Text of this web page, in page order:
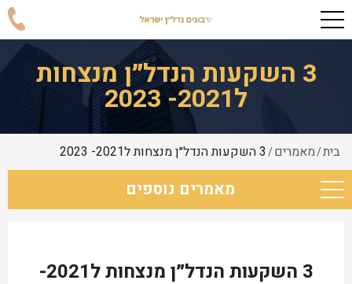
3 השקעות הנדל״ן מנצחות
ל2021- 2023
בית/מאמרים/3 השקעות הנדל״ן מנצחות ל2021- 2023
מאמרים נוספים
3 השקעות הנדל״ן מנצחות ל2021-